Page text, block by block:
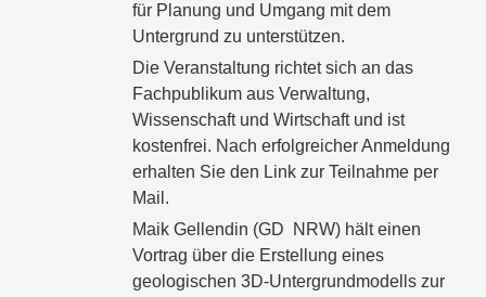
für Planung und Umgang mit dem
Untergrund zu unterstützen.
Die Veranstaltung richtet sich an das
Fachpublikum aus Verwaltung,
Wissenschaft und Wirtschaft und ist
kostenfrei. Nach erfolgreicher Anmeldung
erhalten Sie den Link zur Teilnahme per
Mail.
Maik Gellendin (GD NRW) hält einen
Vortrag über die Erstellung eines
geologischen 3D-Untergrundmodells zur